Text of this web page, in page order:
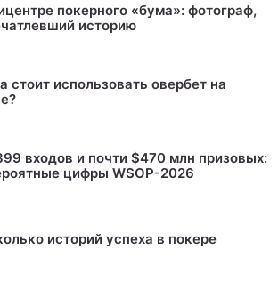
покерного «бума»: фотограф,
историю
стоит использовать овербет на
входов и почти $470 млн призовых:
цифры WSOP-2026
историй успеха в покере